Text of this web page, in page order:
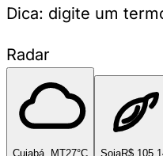
Dica: digite um
Radar
Cuiabá, MT27°C SojaR$